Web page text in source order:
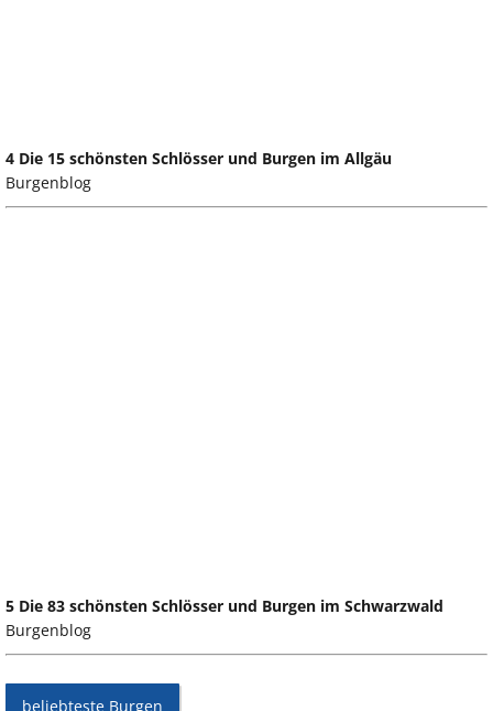
4 Die 15 schönsten Schlösser und Burgen im Allgäu
Burgenblog
5 Die 83 schönsten Schlösser und Burgen im Schwarzwald
Burgenblog
beliebteste Burgen